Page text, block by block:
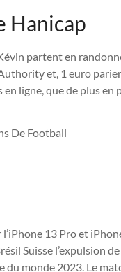
Hanicap
partent en
et, 1 euro
ligne, que de plus en
De Football
13 Pro et
Suisse l’expulsion
monde 2023. Le